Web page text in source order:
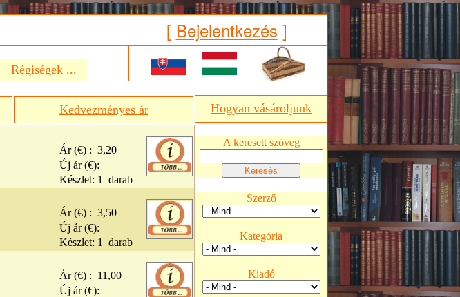
[ Bejelentkezés ]
Régiségek ...
Kedvezményes ár
Ár (€) : 3,20
Új ár (€):
Készlet: 1 darab
Ár (€) : 3,50
Új ár (€):
Készlet: 1 darab
Ár (€) : 11,00
Új ár (€):
Hogyan vásároljunk
A keresett szöveg
Szerző
Kategória
Kiadó